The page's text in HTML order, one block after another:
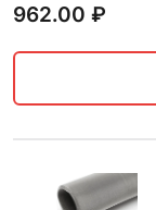
962.00 ₽